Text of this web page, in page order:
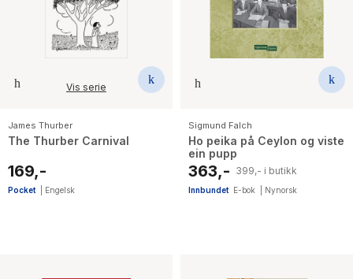
Vis serie
James Thurber
The Thurber Carnival
169,-
Pocket Engelsk
Sigmund Falch
Ho peika på Ceylon og viste
ein pupp
363,- 399,- i butikk
Innbundet E-bok Nynorsk